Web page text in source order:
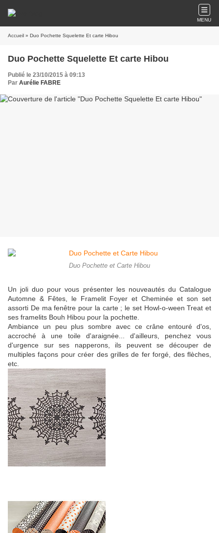
MENU
Accueil » Duo Pochette Squelette Et carte Hibou
Duo Pochette Squelette Et carte Hibou
Publié le 23/10/2015 à 09:13
Par Aurélie FABRE
Duo Pochette et Carte Hibou
Un joli duo pour vous présenter les nouveautés du Catalogue
Automne & Fêtes, le Framelit Foyer et Cheminée et son set
assorti De ma fenêtre pour la carte ; le set Howl-o-ween Treat et
ses framelits Bouh Hibou pour la pochette.
Ambiance un peu plus sombre avec ce crâne entouré d'os,
accroché à une toile d'araignée... d'ailleurs, penchez vous
d'urgence sur ses napperons, ils peuvent se découper de
multiples façons pour créer des grilles de fer forgé, des flèches,
etc.